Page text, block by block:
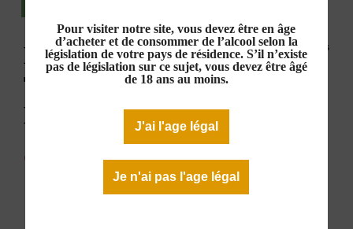
Pour visiter notre site, vous devez être en âge
d’acheter et de consommer de l’alcool selon la
législation de votre pays de résidence. S’il n’existe
pas de législation sur ce sujet, vous devez être âgé
de 18 ans au moins.
J'ai l'age légal
Je n'ai pas l'age légal
Domaine des
Tourels "Viognier" IGP Oc
Blanc 2024
8,00 €